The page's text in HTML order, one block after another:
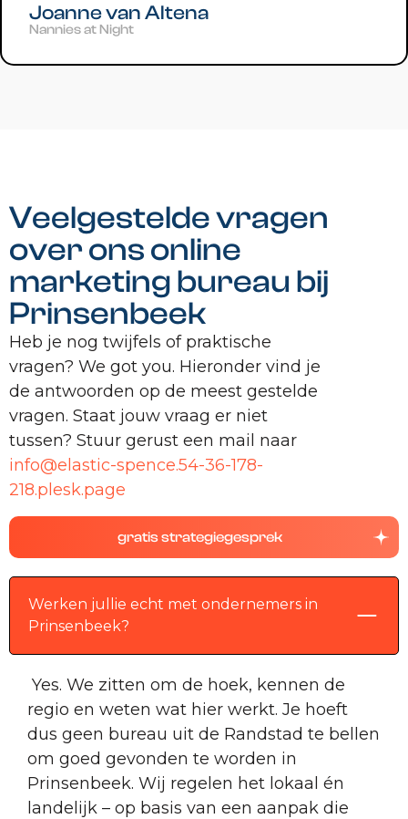
Joanne van Altena
Nannies at Night
Veelgestelde vragen
over ons online
marketing bureau bij
Prinsenbeek
Heb je nog twijfels of praktische
vragen? We got you. Hieronder vind je
de antwoorden op de meest gestelde
vragen. Staat jouw vraag er niet
tussen? Stuur gerust een mail naar
info@elastic-spence.54-36-178-
218.plesk.page
gratis strategiegesprek
Werken jullie echt met ondernemers in
Prinsenbeek?
Yes. We zitten om de hoek, kennen de
regio en weten wat hier werkt. Je hoeft
dus geen bureau uit de Randstad te bellen
om goed gevonden te worden in
Prinsenbeek. Wij regelen het lokaal én
landelijk – op basis van een aanpak die